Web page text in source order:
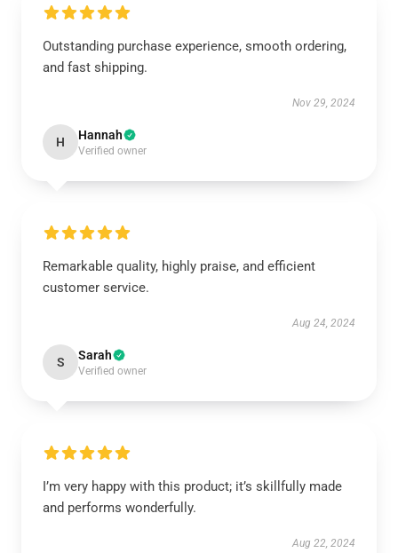
Outstanding purchase experience, smooth ordering,
and fast shipping.
Nov 29, 2024
H Hannah
Verified owner
Remarkable quality, highly praise, and efficient
customer service.
Aug 24, 2024
S Sarah
Verified owner
I’m very happy with this product; it’s skillfully made
and performs wonderfully.
Aug 22, 2024